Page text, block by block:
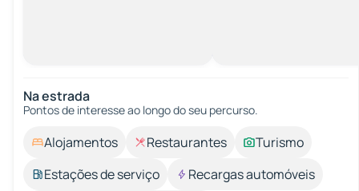
Na estrada
Pontos de interesse ao longo do seu percurso.
Alojamentos Restaurantes
Turismo
Estações de serviço
Recargas automóveis